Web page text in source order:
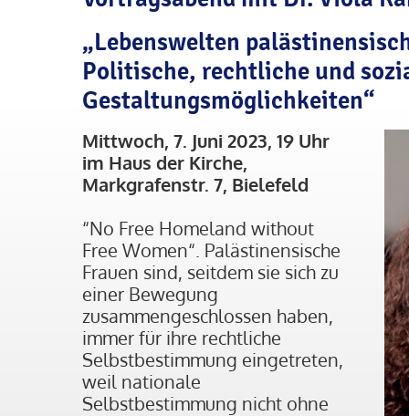
„Lebenswelten
Politische, rechtliche und
Gestaltungsmöglichkeiten“
Mittwoch, 7. Juni 2023, 19 Uhr
im Haus der Kirche,
Markgrafenstr. 7, Bielefeld
“No Free Homeland without
Free Women“. Palästinensische
Frauen sind, seitdem sie sich zu
einer Bewegung
zusammengeschlossen haben,
immer für ihre rechtliche
Selbstbestimmung eingetreten,
weil nationale
Selbstbestimmung nicht ohne